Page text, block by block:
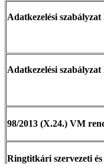
Adatkezelési
Adatkezelési
98/2013 (X.24.) VM
Ringtitkári szervezeti